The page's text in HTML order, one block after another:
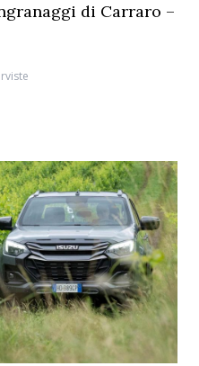
di Carraro –